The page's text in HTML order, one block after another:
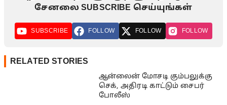
சேனலை SUBSCRIBE செய்யுங்கள்
SUBSCRIBE FOLLOW FOLLOW FOLLOW
RELATED STORIES
ஆன்லைன் மோசடி கும்பலுக்கு
செக், அதிரடி காட்டும் சைபர்
போலீஸ்